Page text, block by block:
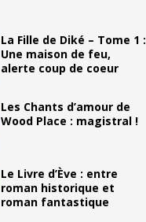
La Fille de Diké – Tome 1 :
Une maison de feu,
alerte coup de coeur
Les Chants d’amour de
Wood Place : magistral !
Le Livre d’Ève : entre
roman historique et
roman fantastique